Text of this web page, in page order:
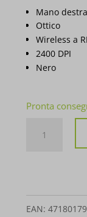
Mano destra
Ottico
Wireless a
2400 DPI
Nero
Pronta
ASUS
EAN: